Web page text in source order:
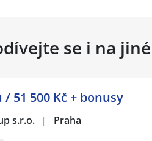
se i na
51 500 Kč + bonusy
s.r.o. | Praha